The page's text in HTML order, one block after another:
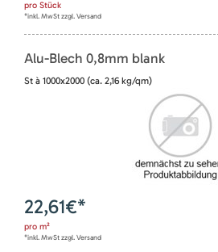
pro Stück
*inkl. MwSt zzgl. Versand
Alu-Blech 0,8mm blank
St à 1000x2000 (ca. 2,16 kg/qm)
22,61€*
pro m²
*inkl. MwSt zzgl. Versand